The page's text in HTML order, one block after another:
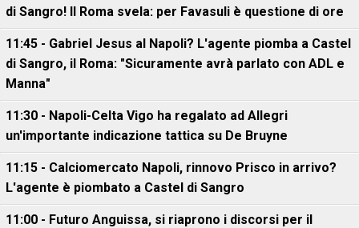
di Sangro! Il Roma svela: per Favasuli è questione di ore
11:45 - Gabriel Jesus al Napoli? L'agente piomba a Castel
di Sangro, il Roma: "Sicuramente avrà parlato con ADL e
Manna"
11:30 - Napoli-Celta Vigo ha regalato ad Allegri
un'importante indicazione tattica su De Bruyne
11:15 - Calciomercato Napoli, rinnovo Prisco in arrivo?
L'agente è piombato a Castel di Sangro
11:00 - Futuro Anguissa, si riaprono i discorsi per il